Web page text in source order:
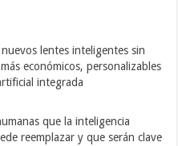
lentes inteligentes sin
económicos, personalizables
integrada
que la inteligencia
reemplazar y que serán clave